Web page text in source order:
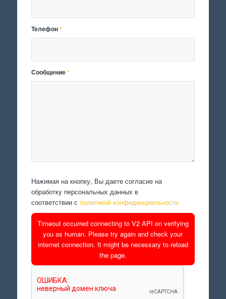
Телефон*
Сообщение*
Нажимая на кнопку, Вы даете согласие на
обработку персональных данных в
соответствии с политикой конфиденциальности
Timeout occurred connecting to V2 API on verifying
you as human. Please try again and check your
internet connection. It might be necessary to reload
the page.